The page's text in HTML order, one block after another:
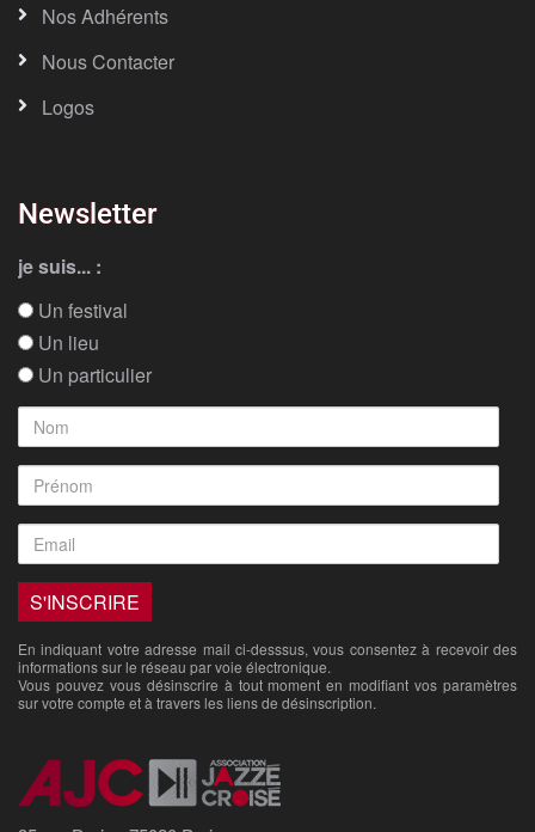
Nos Adhérents
Nous Contacter
Logos
Newsletter
je suis... :
Un festival
Un lieu
Un particulier
En indiquant votre adresse mail ci-desssus, vous consentez à recevoir des
informations sur le réseau par voie électronique.
Vous pouvez vous désinscrire à tout moment en modifiant vos paramètres
sur votre compte et à travers les liens de désinscription.